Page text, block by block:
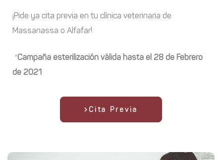
¡Pide ya cita previa en tu clínica veterinaria de
Massanassa o Alfafar!
*Campaña esterilización válida hasta el 28 de Febrero
de 2021
Cita Previa